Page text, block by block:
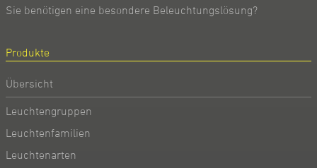
Sie benötigen eine besondere Beleuchtungslösung?
Produkte
Übersicht
Leuchtengruppen
Leuchtenfamilien
Leuchtenarten